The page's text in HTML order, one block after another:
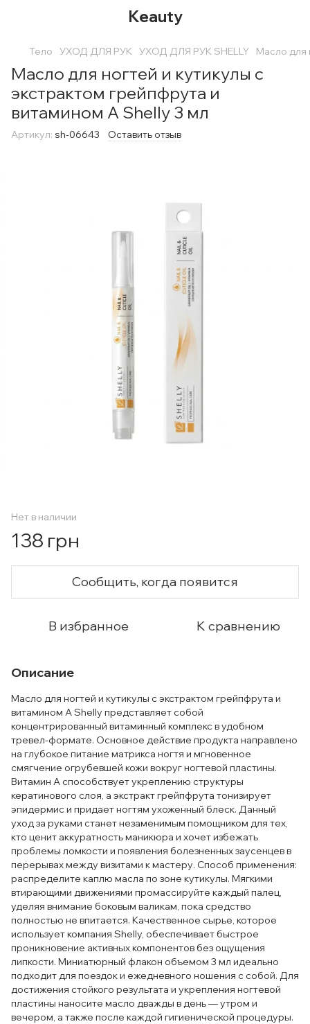
Keauty
Тело УХОД ДЛЯ РУК УХОД ДЛЯ РУК SHELLY Масло для
Масло для ногтей и кутикулы с
экстрактом грейпфрута и
витамином А Shelly 3 мл
Артикул: sh-06643 Оставить отзыв
Нет в наличии
138 грн
Сообщить, когда появится
В избранное К сравнению
Описание
Масло для ногтей и кутикулы с экстрактом грейпфрута и
витамином А Shelly представляет собой
концентрированный витаминный комплекс в удобном
тревел-формате. Основное действие продукта направлено
на глубокое питание матрикса ногтя и мгновенное
смягчение огрубевшей кожи вокруг ногтевой пластины.
Витамин А способствует укреплению структуры
кератинового слоя, а экстракт грейпфрута тонизирует
эпидермис и придает ногтям ухоженный блеск. Данный
уход за руками станет незаменимым помощником для тех,
кто ценит аккуратность маникюра и хочет избежать
проблемы ломкости и появления болезненных заусенцев в
перерывах между визитами к мастеру. Способ применения:
распределите каплю масла по зоне кутикулы. Мягкими
втирающими движениями промассируйте каждый палец,
уделяя внимание боковым валикам, пока средство
полностью не впитается. Качественное сырье, которое
использует компания Shelly, обеспечивает быстрое
проникновение активных компонентов без ощущения
липкости. Миниатюрный флакон объемом 3 мл идеально
подходит для поездок и ежедневного ношения с собой. Для
достижения стойкого результата и укрепления ногтевой
пластины наносите масло дважды в день — утром и
вечером, а также после каждой гигиенической процедуры.